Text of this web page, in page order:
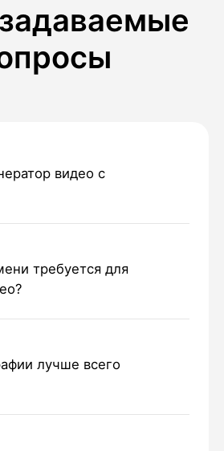
видео с
требуется для
лучше всего